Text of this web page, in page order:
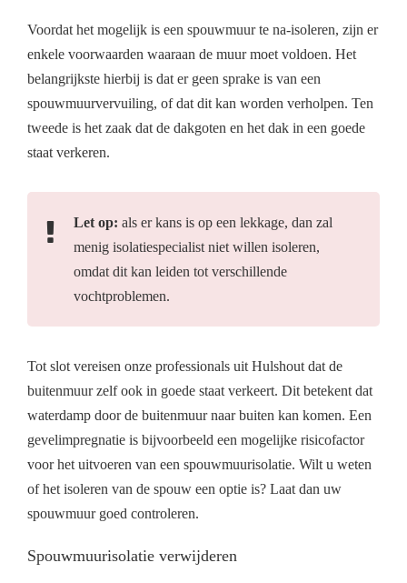
Voordat het mogelijk is een spouwmuur te na-isoleren, zijn er
enkele voorwaarden waaraan de muur moet voldoen. Het
belangrijkste hierbij is dat er geen sprake is van een
spouwmuurvervuiling, of dat dit kan worden verholpen. Ten
tweede is het zaak dat de dakgoten en het dak in een goede
staat verkeren.
Let op: als er kans is op een lekkage, dan zal
menig isolatiespecialist niet willen isoleren,
omdat dit kan leiden tot verschillende
vochtproblemen.
Tot slot vereisen onze professionals uit Hulshout dat de
buitenmuur zelf ook in goede staat verkeert. Dit betekent dat
waterdamp door de buitenmuur naar buiten kan komen. Een
gevelimpregnatie is bijvoorbeeld een mogelijke risicofactor
voor het uitvoeren van een spouwmuurisolatie. Wilt u weten
of het isoleren van de spouw een optie is? Laat dan uw
spouwmuur goed controleren.
Spouwmuurisolatie verwijderen